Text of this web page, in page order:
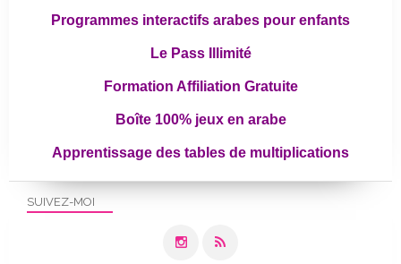
SUIVEZ-MOI
Programmes interactifs arabes pour enfants
Le Pass Illimité
Formation Affiliation Gratuite
Boîte 100% jeux en arabe
Apprentissage des tables de multiplications